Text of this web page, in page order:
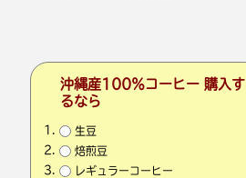
沖縄産100％コーヒー 購入す
るなら
生豆
焙煎豆
レギュラーコーヒー